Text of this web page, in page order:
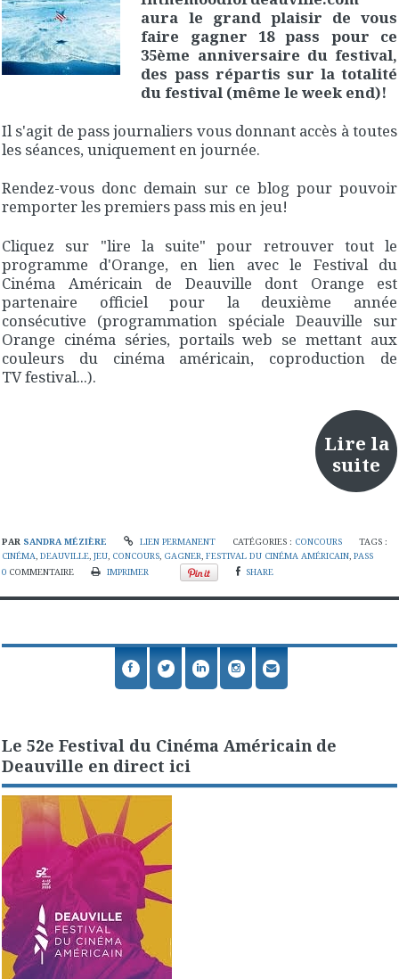
aura le grand plaisir de vous
faire gagner 18 pass pour ce
35ème anniversaire du festival,
des pass répartis sur la totalité
du festival (même le week end)!
Il s'agit de pass journaliers vous donnant accès à toutes
les séances, uniquement en journée.
Rendez-vous donc demain sur ce blog pour pouvoir
remporter les premiers pass mis en jeu!
Cliquez sur "lire la suite" pour retrouver tout le
programme d'Orange, en lien avec le Festival du
Cinéma Américain de Deauville dont Orange est
partenaire officiel pour la deuxième année
consécutive (programmation spéciale Deauville sur
Orange cinéma séries, portails web se mettant aux
couleurs du cinéma américain, coproduction de
TV festival...).
Lire la
suite
PAR SANDRA MÉZIÈRE LIEN PERMANENT CATÉGORIES : CONCOURS
TAGS :
CINÉMA, DEAUVILLE, JEU, CONCOURS, GAGNER, FESTIVAL DU CINÉMA AMÉRICAIN, PASS
0 COMMENTAIRE IMPRIMER SHARE
Le 52e Festival du Cinéma Américain de
Deauville en direct ici